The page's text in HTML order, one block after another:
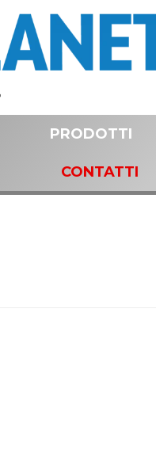
PRODOTTI
CONTATTI